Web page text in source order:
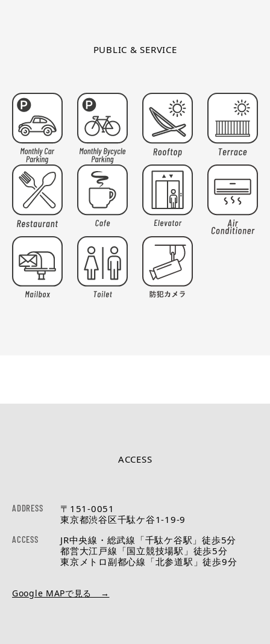
PUBLIC & SERVICE
ACCESS
ADDRESS
〒151-0051
東京都渋谷区千駄ケ谷1-19-9
ACCESS
JR中央線・総武線「千駄ケ谷駅」徒歩5分
都営大江戸線「国立競技場駅」徒歩5分
東京メトロ副都心線「北参道駅」徒歩9分
Google MAPで見る →